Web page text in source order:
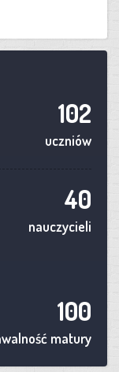
102
uczniów
40
nauczycieli
100
matury